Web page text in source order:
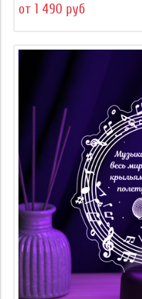
от 1 490 руб